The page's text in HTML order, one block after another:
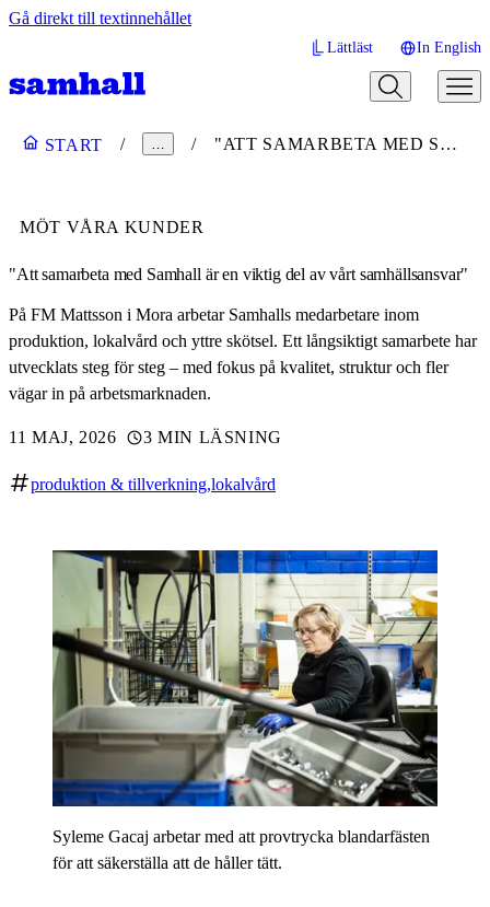
Gå direkt till textinnehållet
Lättläst In English
START … "ATT SAMARBETA MED SAMHALL ÄR EN VIKTIG DEL AV VÅRT SAMHÄLLSANSVAR"
MÖT VÅRA KUNDER
"Att samarbeta med Samhall är en viktig del av vårt samhällsansvar"
På FM Mattsson i Mora arbetar Samhalls medarbetare inom
produktion, lokalvård och yttre skötsel. Ett långsiktigt samarbete har
utvecklats steg för steg – med fokus på kvalitet, struktur och fler
vägar in på arbetsmarknaden.
11 MAJ, 2026 3 MIN LÄSNING
produktion & tillverkning lokalvård
Syleme Gacaj arbetar med att provtrycka blandarfästen
för att säkerställa att de håller tätt.